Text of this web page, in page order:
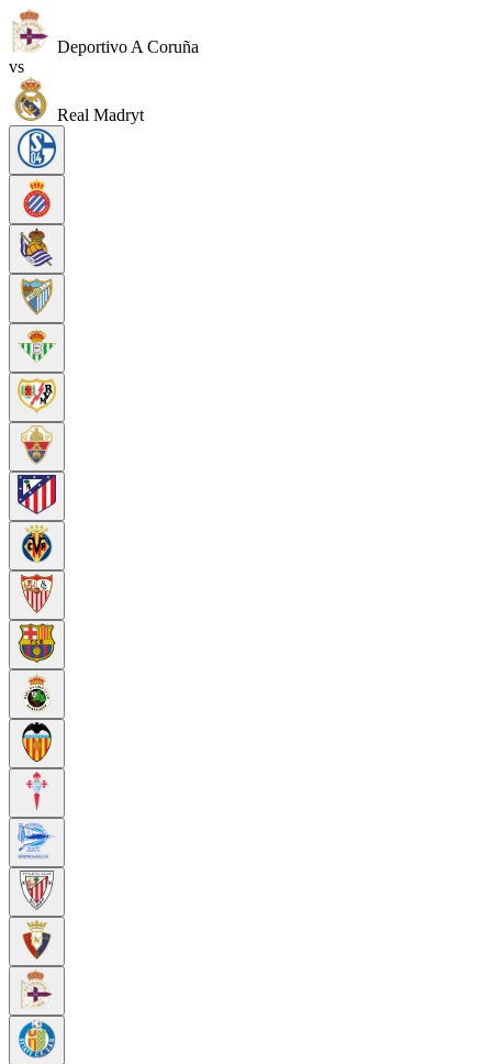
Deportivo A Coruña
vs
Real Madryt